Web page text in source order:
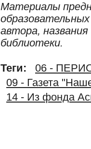
Материалы
автора,
библиотеки.
Теги:
06 -
09 - Газета
14 - Из фонда